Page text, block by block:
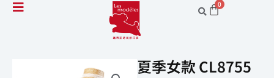
夏季女款 CL8755